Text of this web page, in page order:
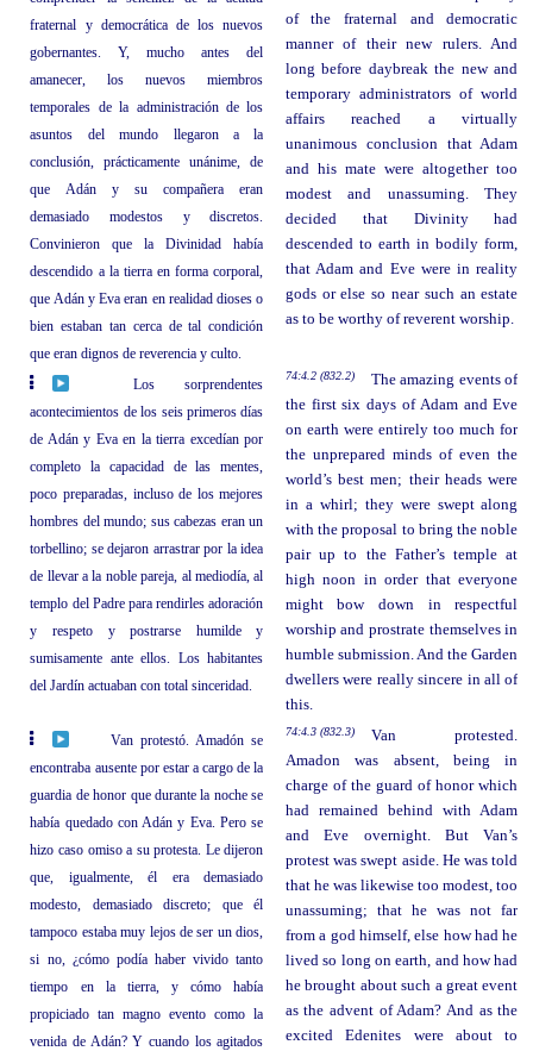
fraternal y democrática de los nuevos
gobernantes. Y, mucho antes del
amanecer, los nuevos miembros
temporales de la administración de los
asuntos del mundo llegaron a la
conclusión, prácticamente unánime, de
que Adán y su compañera eran
demasiado modestos y discretos.
Convinieron que la Divinidad había
descendido a la tierra en forma corporal,
que Adán y Eva eran en realidad dioses o
bien estaban tan cerca de tal condición
que eran dignos de reverencia y culto.
of the fraternal and democratic
manner of their new rulers. And
long before daybreak the new and
temporary administrators of world
affairs reached a virtually
unanimous conclusion that Adam
and his mate were altogether too
modest and unassuming. They
decided that Divinity had
descended to earth in bodily form,
that Adam and Eve were in reality
gods or else so near such an estate
as to be worthy of reverent worship.
Los sorprendentes
acontecimientos de los seis primeros días
de Adán y Eva en la tierra excedían por
completo la capacidad de las mentes,
poco preparadas, incluso de los mejores
hombres del mundo; sus cabezas eran un
torbellino; se dejaron arrastrar por la idea
de llevar a la noble pareja, al mediodía, al
templo del Padre para rendirles adoración
y respeto y postrarse humilde y
sumisamente ante ellos. Los habitantes
del Jardín actuaban con total sinceridad.
74:4.2 (832.2)
The amazing events of
the first six days of Adam and Eve
on earth were entirely too much for
the unprepared minds of even the
world’s best men; their heads were
in a whirl; they were swept along
with the proposal to bring the noble
pair up to the Father’s temple at
high noon in order that everyone
might bow down in respectful
worship and prostrate themselves in
humble submission. And the Garden
dwellers were really sincere in all of
this.
Van protestó. Amadón se
encontraba ausente por estar a cargo de la
guardia de honor que durante la noche se
había quedado con Adán y Eva. Pero se
hizo caso omiso a su protesta. Le dijeron
que, igualmente, él era demasiado
modesto, demasiado discreto; que él
tampoco estaba muy lejos de ser un dios,
si no, ¿cómo podía haber vivido tanto
tiempo en la tierra, y cómo había
propiciado tan magno evento como la
venida de Adán? Y cuando los agitados
74:4.3 (832.3)
Van protested.
Amadon was absent, being in
charge of the guard of honor which
had remained behind with Adam
and Eve overnight. But Van’s
protest was swept aside. He was told
that he was likewise too modest, too
unassuming; that he was not far
from a god himself, else how had he
lived so long on earth, and how had
he brought about such a great event
as the advent of Adam? And as the
excited Edenites were about to